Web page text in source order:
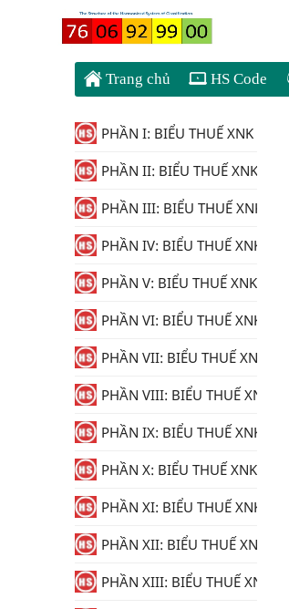
Trang chủ HS Code
PHẦN I: BIỂU THUẾ XNK
PHẦN II: BIỂU THUẾ XNK
PHẦN III: BIỂU THUẾ XNK
PHẦN IV: BIỂU THUẾ XNK
PHẦN V: BIỂU THUẾ XNK
PHẦN VI: BIỂU THUẾ XNK
PHẦN VII: BIỂU THUẾ XNK
PHẦN VIII: BIỂU THUẾ XNK
PHẦN IX: BIỂU THUẾ XNK
PHẦN X: BIỂU THUẾ XNK
PHẦN XI: BIỂU THUẾ XNK
PHẦN XII: BIỂU THUẾ XNK
PHẦN XIII: BIỂU THUẾ XNK